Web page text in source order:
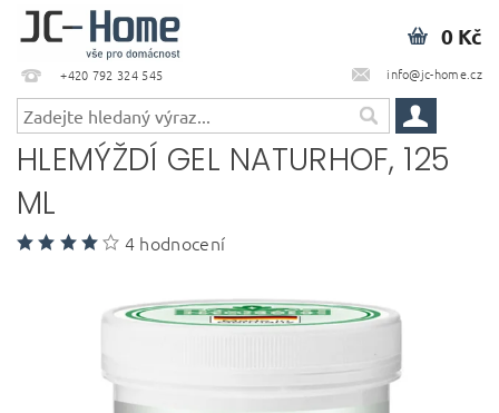
+420 792 324 545 info@jc-home.cz
0 Kč
HLEMÝŽDÍ GEL NATURHOF, 125
ML
4 hodnocení